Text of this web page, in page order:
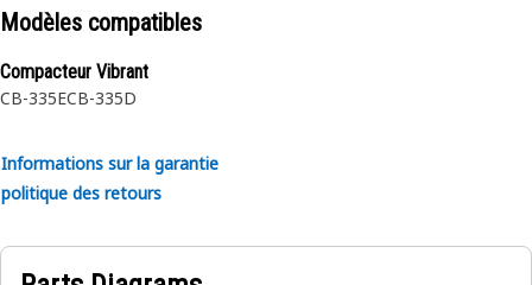
Modèles compatibles
Compacteur Vibrant
CB-335ECB-335D
Informations sur la garantie
politique des retours